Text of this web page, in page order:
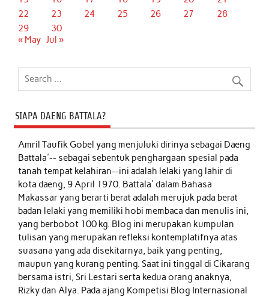
22
23 24 25 26 27
28
29
30
« May Jul »
SIAPA DAENG BATTALA?
Amril Taufik Gobelyang menjuluki dirinya sebagai Daeng
Battala'-- sebagai sebentuk penghargaan spesial pada
tanah tempat kelahiran--ini adalah lelaki yang lahir di
kota daeng, 9 April 1970. Battala' dalam Bahasa
Makassar yang berarti berat adalah merujuk pada berat
badan lelaki yang memiliki hobi membaca dan menulis ini,
yang berbobot 100 kg. Blog ini merupakan kumpulan
tulisan yang merupakan refleksi kontemplatifnya atas
suasana yang ada disekitarnya, baik yang penting,
maupun yang kurang penting. Saat ini tinggal di Cikarang
bersama istri, Sri Lestari serta kedua orang anaknya,
Rizky dan Alya. Pada ajang Kompetisi Blog Internasional